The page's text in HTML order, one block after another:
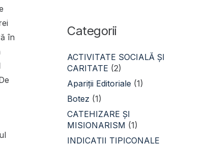
în
Categorii
ACTIVITATE SOCIALĂ ŞI
CARITATE (2)
Apariții Editoriale (1)
Botez (1)
CATEHIZARE ŞI
MISIONARISM (1)
INDICAȚII TIPICONALE